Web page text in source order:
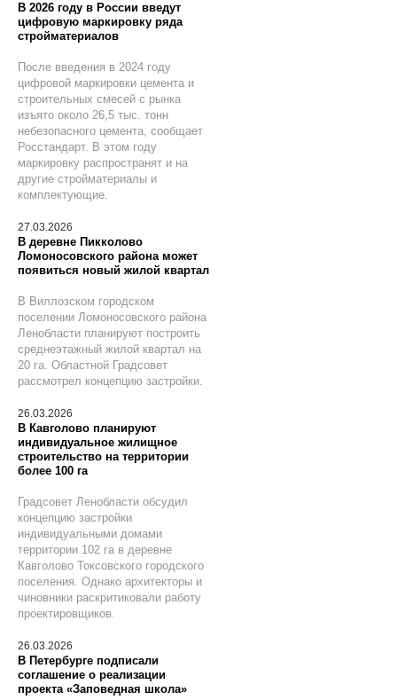
В 2026 году в России введут
цифровую маркировку ряда
стройматериалов
После введения в 2024 году
цифровой маркировки цемента и
строительных смесей с рынка
изъято около 26,5 тыс. тонн
небезопасного цемента, сообщает
Росстандарт. В этом году
маркировку распространят и на
другие стройматериалы и
комплектующие.
27.03.2026
В деревне Пикколово
Ломоносовского района может
появиться новый жилой квартал
В Виллозском городском
поселении Ломоносовского района
Ленобласти планируют построить
среднеэтажный жилой квартал на
20 га. Областной Градсовет
рассмотрел концепцию застройки.
26.03.2026
В Кавголово планируют
индивидуальное жилищное
строительство на территории
более 100 га
Градсовет Ленобласти обсудил
концепцию застройки
индивидуальными домами
территории 102 га в деревне
Кавголово Токсовского городского
поселения. Однако архитекторы и
чиновники раскритиковали работу
проектировщиков.
26.03.2026
В Петербурге подписали
соглашение о реализации
проекта «Заповедная школа»